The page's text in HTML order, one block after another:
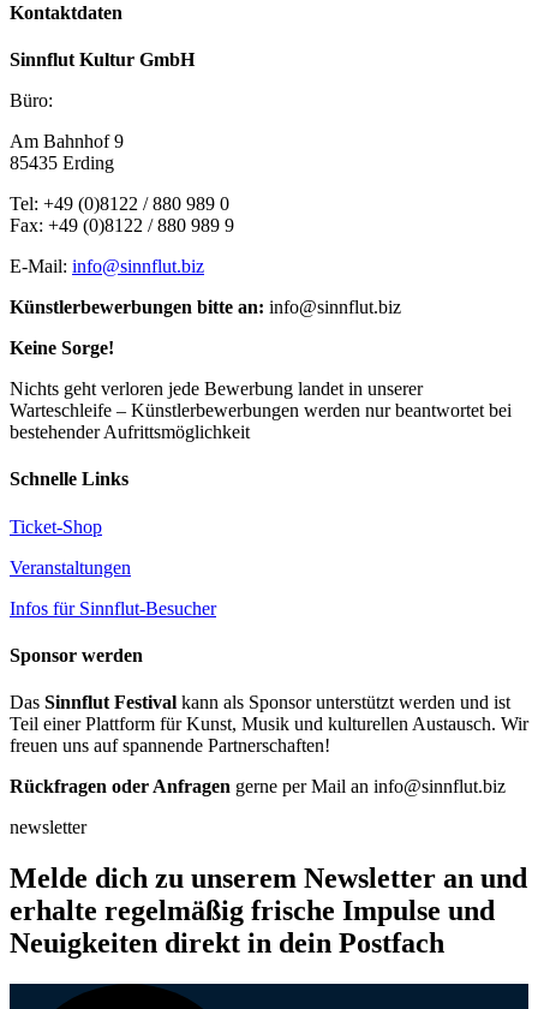
Kontaktdaten
Sinnflut Kultur GmbH
Büro:
Am Bahnhof 9
85435 Erding
Tel: +49 (0)8122 / 880 989 0
Fax: +49 (0)8122 / 880 989 9
E-Mail: info@sinnflut.biz
Künstlerbewerbungen bitte an: info@sinnflut.biz
Keine Sorge!
Nichts geht verloren jede Bewerbung landet in unserer
Warteschleife – Künstlerbewerbungen werden nur beantwortet bei
bestehender Aufrittsmöglichkeit
Schnelle Links
Ticket-Shop
Veranstaltungen
Infos für Sinnflut-Besucher
Sponsor werden
Das Sinnflut Festival kann als Sponsor unterstützt werden und ist
Teil einer Plattform für Kunst, Musik und kulturellen Austausch. Wir
freuen uns auf spannende Partnerschaften!
Rückfragen oder Anfragen gerne per Mail an info@sinnflut.biz
newsletter
Melde dich zu unserem Newsletter an und
erhalte regelmäßig frische Impulse und
Neuigkeiten direkt in dein Postfach